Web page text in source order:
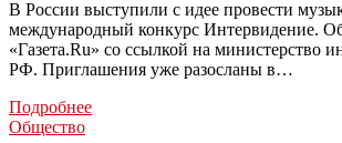
В России выступили с идее провести
международный конкурс Интервидение.
«Газета.Ru» со ссылкой на министерство
РФ. Приглашения уже разосланы в…
ПодробнееНа
Общество